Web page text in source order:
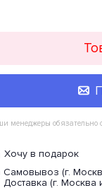
менеджеры обязательно
Хочу в подарок
Самовывоз (г.
Доставка (г. Москва